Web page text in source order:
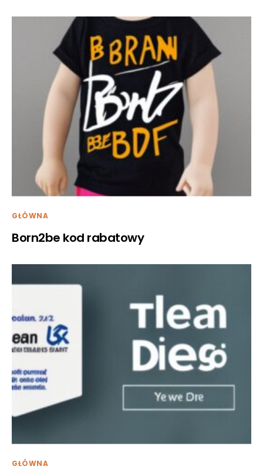
GŁÓWNA
Born2be kod rabatowy
GŁÓWNA